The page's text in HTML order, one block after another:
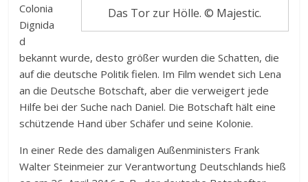
Das Tor zur Hölle. © Majestic.
Colonia
Dignida
d
bekannt wurde, desto größer wurden die Schatten, die
auf die deutsche Politik fielen. Im Film wendet sich Lena
an die Deutsche Botschaft, aber die verweigert jede
Hilfe bei der Suche nach Daniel. Die Botschaft hält eine
schützende Hand über Schäfer und seine Kolonie.
In einer Rede des damaligen Außenministers Frank
Walter Steinmeier zur Verantwortung Deutschlands hieß